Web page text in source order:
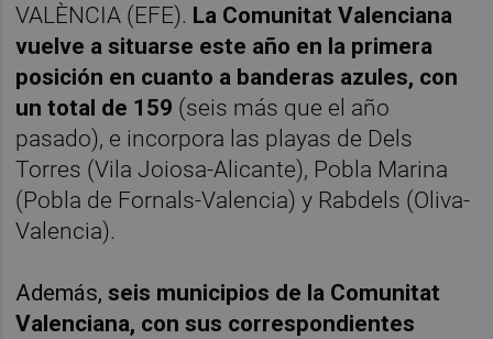
VALÈNCIA (EFE). La Comunitat Valenciana
vuelve a situarse este año en la primera
posición en cuanto a banderas azules, con
un total de 159 (seis más que el año
pasado), e incorpora las playas de Dels
Torres (Vila Joiosa-Alicante), Pobla Marina
(Pobla de Fornals-Valencia) y Rabdels (Oliva-
Valencia).
Además,seis municipios de la Comunitat
Valenciana, con sus correspondientes